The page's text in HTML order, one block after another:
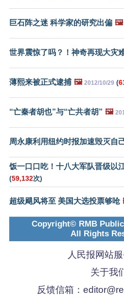
巨石阵之迷 科学家的研究出偏 🖼️
世界震惊了吗？！神奇再现大灾
薄熙来被正式逮捕 🖼️ 2012/10/29 (
“亡秦者胡也”与“亡共者胡” 🖼️
周永康利用纽约时报加速毁灭自
饭一口口吃！十八大军队晋级以
(59,132次)
超级飓风将至 美国大选投票够呛
Copyright© RMB
All Rights
人民报网站
关于我
反馈信箱：